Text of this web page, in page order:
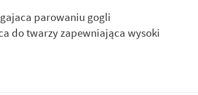
parowaniu gogli
do twarzy zapewniająca wysoki